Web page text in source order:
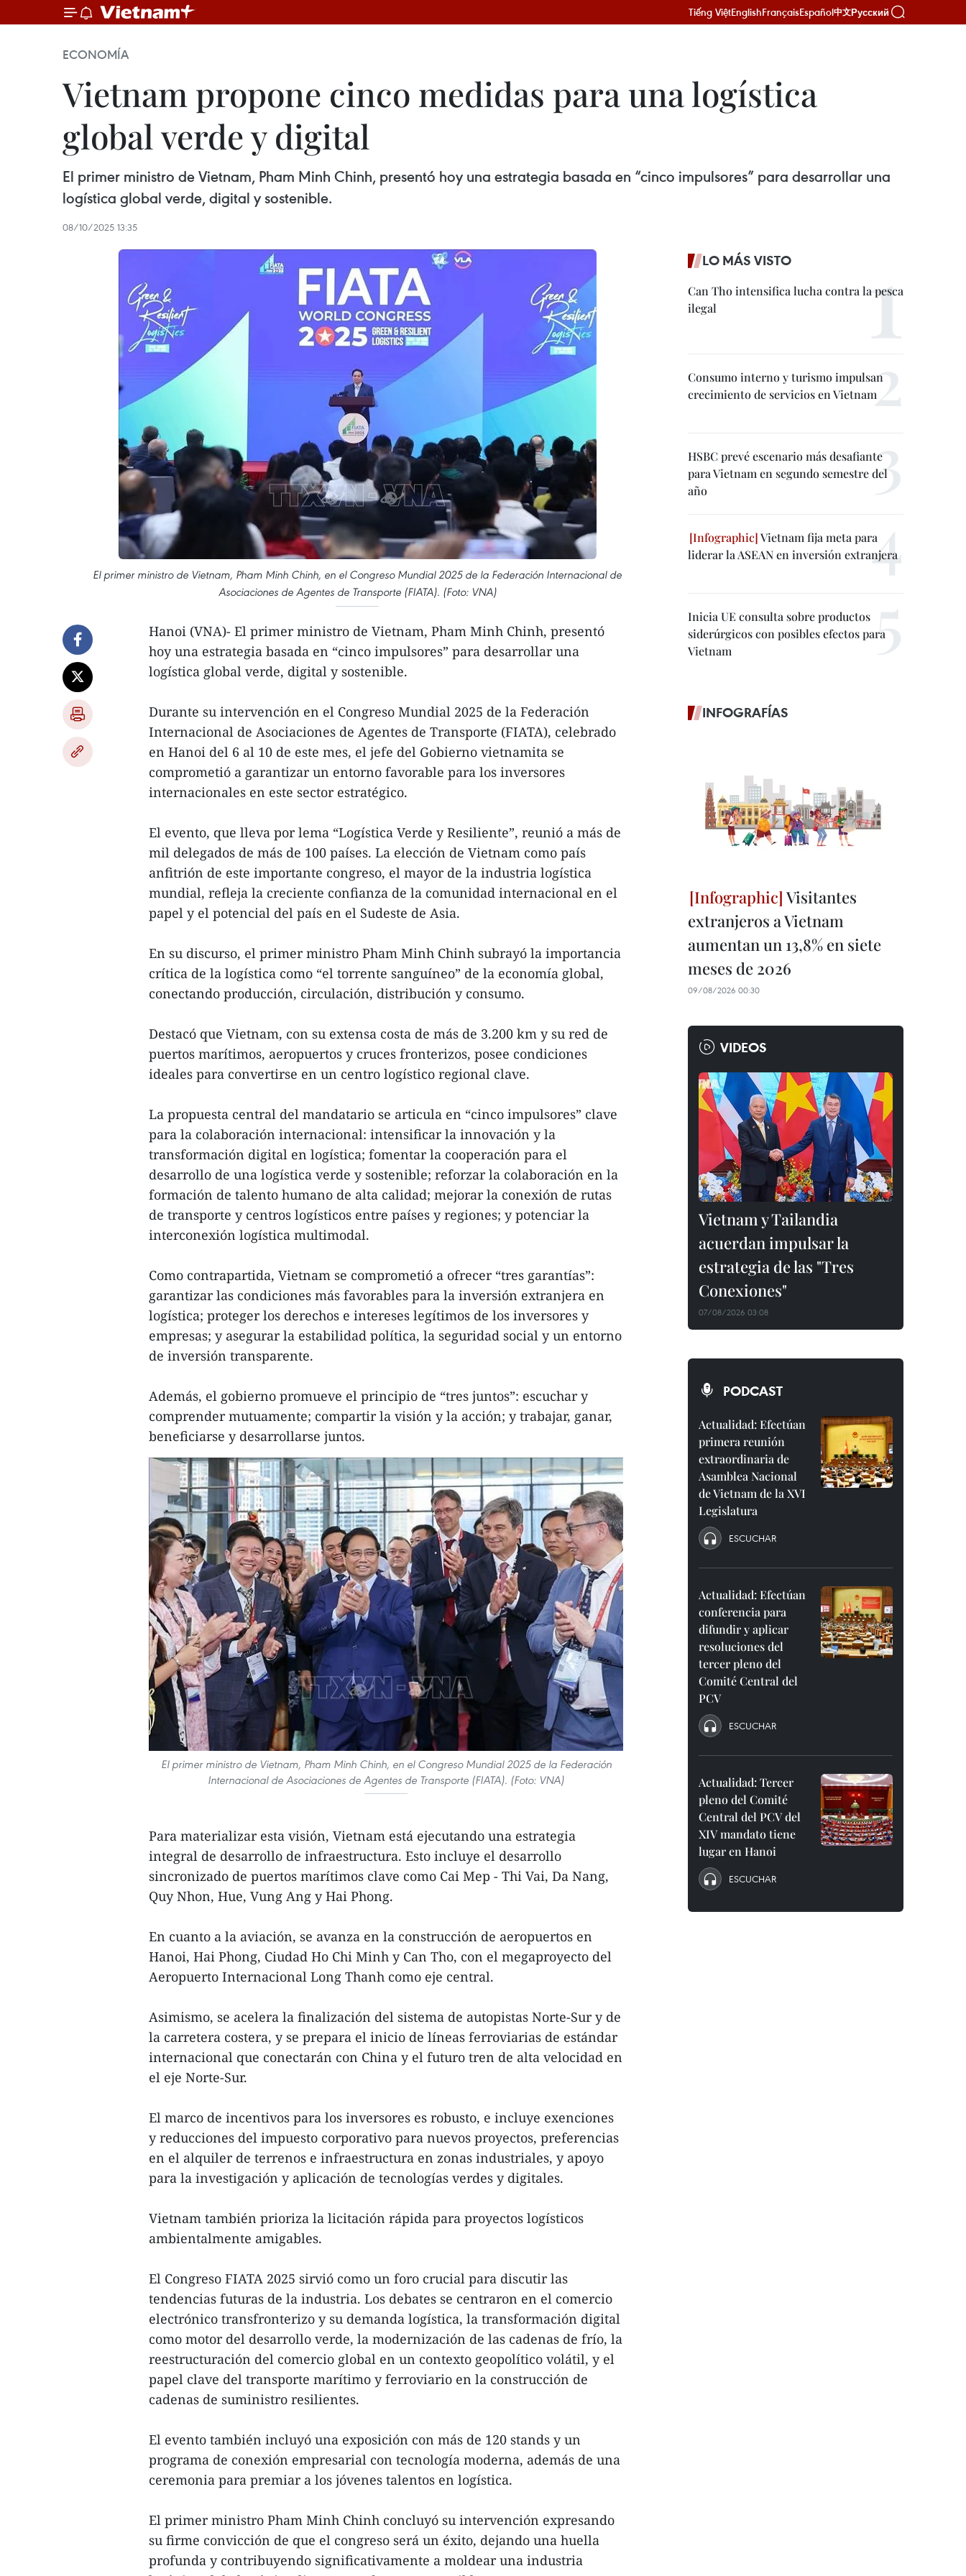
Tiếng ViệtEnglishFrançaisEspañol中文Русский
ECONOMÍA
Vietnam propone cinco medidas para una logística
global verde y digital
El primer ministro de Vietnam, Pham Minh Chinh, presentó hoy una estrategia basada en “cinco impulsores” para desarrollar una
logística global verde, digital y sostenible.
08/10/2025 13:35
El primer ministro de Vietnam, Pham Minh Chinh, en el Congreso Mundial 2025 de la Federación Internacional de
Asociaciones de Agentes de Transporte (FIATA). (Foto: VNA)
Hanoi (VNA)- El primer ministro de Vietnam, Pham Minh Chinh, presentó
hoy una estrategia basada en “cinco impulsores” para desarrollar una
logística global verde, digital y sostenible.
Durante su intervención en el Congreso Mundial 2025 de la Federación
Internacional de Asociaciones de Agentes de Transporte (FIATA), celebrado
en Hanoi del 6 al 10 de este mes, el jefe del Gobierno vietnamita se
comprometió a garantizar un entorno favorable para los inversores
internacionales en este sector estratégico.
El evento, que lleva por lema “Logística Verde y Resiliente”, reunió a más de
mil delegados de más de 100 países. La elección de Vietnam como país
anfitrión de este importante congreso, el mayor de la industria logística
mundial, refleja la creciente confianza de la comunidad internacional en el
papel y el potencial del país en el Sudeste de Asia.
En su discurso, el primer ministro Pham Minh Chinh subrayó la importancia
crítica de la logística como “el torrente sanguíneo” de la economía global,
conectando producción, circulación, distribución y consumo.
Destacó que Vietnam, con su extensa costa de más de 3.200 km y su red de
puertos marítimos, aeropuertos y cruces fronterizos, posee condiciones
ideales para convertirse en un centro logístico regional clave.
La propuesta central del mandatario se articula en “cinco impulsores” clave
para la colaboración internacional: intensificar la innovación y la
transformación digital en logística; fomentar la cooperación para el
desarrollo de una logística verde y sostenible; reforzar la colaboración en la
formación de talento humano de alta calidad; mejorar la conexión de rutas
de transporte y centros logísticos entre países y regiones; y potenciar la
interconexión logística multimodal.
Como contrapartida, Vietnam se comprometió a ofrecer “tres garantías”:
garantizar las condiciones más favorables para la inversión extranjera en
logística; proteger los derechos e intereses legítimos de los inversores y
empresas; y asegurar la estabilidad política, la seguridad social y un entorno
de inversión transparente.
Además, el gobierno promueve el principio de “tres juntos”: escuchar y
comprender mutuamente; compartir la visión y la acción; y trabajar, ganar,
beneficiarse y desarrollarse juntos.
El primer ministro de Vietnam, Pham Minh Chinh, en el Congreso Mundial 2025 de la Federación
Internacional de Asociaciones de Agentes de Transporte (FIATA). (Foto: VNA)
Para materializar esta visión, Vietnam está ejecutando una estrategia
integral de desarrollo de infraestructura. Esto incluye el desarrollo
sincronizado de puertos marítimos clave como Cai Mep - Thi Vai, Da Nang,
Quy Nhon, Hue, Vung Ang y Hai Phong.
En cuanto a la aviación, se avanza en la construcción de aeropuertos en
Hanoi, Hai Phong, Ciudad Ho Chi Minh y Can Tho, con el megaproyecto del
Aeropuerto Internacional Long Thanh como eje central.
Asimismo, se acelera la finalización del sistema de autopistas Norte-Sur y de
la carretera costera, y se prepara el inicio de líneas ferroviarias de estándar
internacional que conectarán con China y el futuro tren de alta velocidad en
el eje Norte-Sur.
El marco de incentivos para los inversores es robusto, e incluye exenciones
y reducciones del impuesto corporativo para nuevos proyectos, preferencias
en el alquiler de terrenos e infraestructura en zonas industriales, y apoyo
para la investigación y aplicación de tecnologías verdes y digitales.
Vietnam también prioriza la licitación rápida para proyectos logísticos
ambientalmente amigables.
El Congreso FIATA 2025 sirvió como un foro crucial para discutir las
tendencias futuras de la industria. Los debates se centraron en el comercio
electrónico transfronterizo y su demanda logística, la transformación digital
como motor del desarrollo verde, la modernización de las cadenas de frío, la
reestructuración del comercio global en un contexto geopolítico volátil, y el
papel clave del transporte marítimo y ferroviario en la construcción de
cadenas de suministro resilientes.
El evento también incluyó una exposición con más de 120 stands y un
programa de conexión empresarial con tecnología moderna, además de una
ceremonia para premiar a los jóvenes talentos en logística.
El primer ministro Pham Minh Chinh concluyó su intervención expresando
su firme convicción de que el congreso será un éxito, dejando una huella
profunda y contribuyendo significativamente a moldear una industria
LO MÁS VISTO
Can Tho intensifica lucha contra la pesca
ilegal
Consumo interno y turismo impulsan
crecimiento de servicios en Vietnam
HSBC prevé escenario más desafiante
para Vietnam en segundo semestre del
año
Vietnam fija meta para
liderar la ASEAN en inversión extranjera
Inicia UE consulta sobre productos
siderúrgicos con posibles efectos para
Vietnam
INFOGRAFÍAS
Visitantes
extranjeros a Vietnam
aumentan un 13,8% en siete
meses de 2026
09/08/2026 00:30
VIDEOS
Vietnam y Tailandia
acuerdan impulsar la
estrategia de las "Tres
Conexiones"
07/08/2026 03:08
PODCAST
Actualidad: Efectúan
primera reunión
extraordinaria de
Asamblea Nacional
de Vietnam de la XVI
Legislatura
ESCUCHAR
Actualidad: Efectúan
conferencia para
difundir y aplicar
resoluciones del
tercer pleno del
Comité Central del
PCV
ESCUCHAR
Actualidad: Tercer
pleno del Comité
Central del PCV del
XIV mandato tiene
lugar en Hanoi
ESCUCHAR